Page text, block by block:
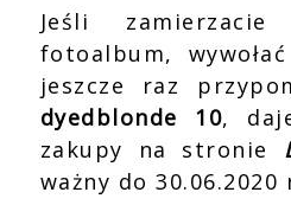
Jeśli
fotoalbum,
jeszcze raz
dyedblonde 10,
zakupy na stronie
ważny do 30.06.2020